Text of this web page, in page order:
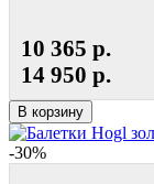
10 365 р.
14 950 р.
В корзину
-30%